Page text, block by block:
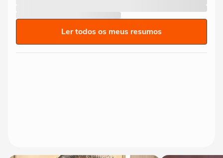
Ler todos os meus resumos